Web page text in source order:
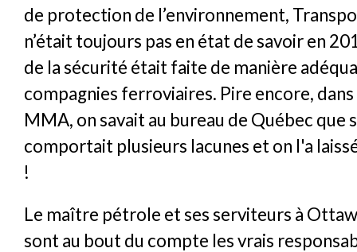
de protection de l’environnement,
n’était toujours pas en état de savoir en
de la sécurité était faite de manière
compagnies ferroviaires. Pire encore, dans
MMA, on savait au bureau de Québec que
comportait plusieurs lacunes et on l'a
!
Le maître pétrole et ses serviteurs à
sont au bout du compte les vrais